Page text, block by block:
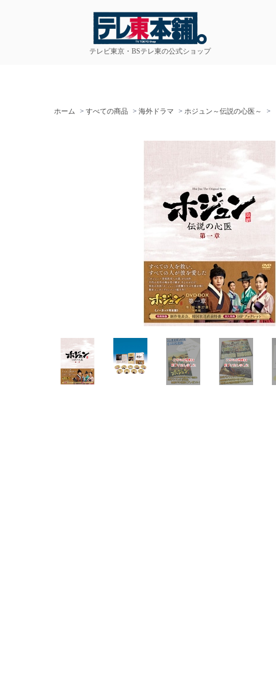
テレビ東京・BSテレ東の公式ショップ
ホーム > すべての商品 > 海外ドラマ > ホジュン～伝説の心医～ >